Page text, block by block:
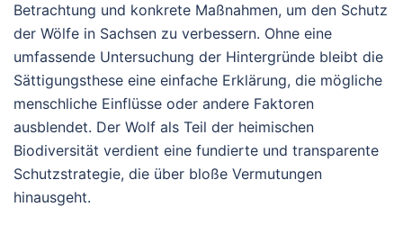
Betrachtung und konkrete Maßnahmen, um den Schutz
der Wölfe in Sachsen zu verbessern. Ohne eine
umfassende Untersuchung der Hintergründe bleibt die
Sättigungsthese eine einfache Erklärung, die mögliche
menschliche Einflüsse oder andere Faktoren
ausblendet. Der Wolf als Teil der heimischen
Biodiversität verdient eine fundierte und transparente
Schutzstrategie, die über bloße Vermutungen
hinausgeht.